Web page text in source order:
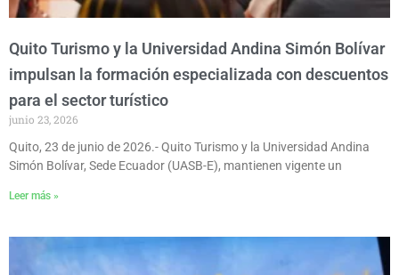
Quito Turismo y la Universidad Andina Simón Bolívar
impulsan la formación especializada con descuentos
para el sector turístico
junio 23, 2026
Quito, 23 de junio de 2026.- Quito Turismo y la Universidad Andina
Simón Bolívar, Sede Ecuador (UASB-E), mantienen vigente un
Leer más »